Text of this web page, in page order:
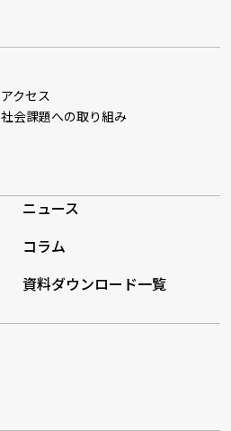
アクセス
社会課題への取り組み
ニュース
コラム
資料ダウンロード一覧